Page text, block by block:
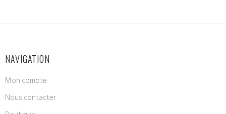
NAVIGATION
Mon compte
Nous contacter